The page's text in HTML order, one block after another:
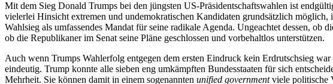
Mit dem Sieg Donald Trumps bei den jüngsten US-Präsidentschaftswahlen ist
vielerlei Hinsicht extremen und undemo­kratischen Kandidaten grundsätzlich
Wahlsieg als umfassendes Mandat für seine radikale Agenda. Ungeachtet dessen,
ob die Republikaner im Senat seine Pläne ge­schlossen und vorbehaltlos unterstützen.
Auch wenn Trumps Wahlerfolg entgegen dem ersten Eindruck kein Erdrutschsieg
eindeutig. Trump konnte alle sieben eng umkämpften Bundesstaaten für sich
Mehrheit. Sie können damit in einem sogenannten unified governmentviele politi­sche